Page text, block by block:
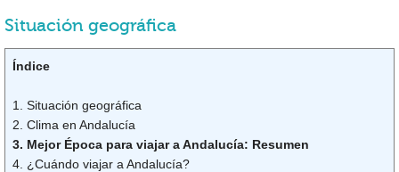
Situación geográfica
Índice
1. Situación geográfica
2. Clima en Andalucía
3. Mejor Época para viajar a Andalucía: Resumen
4. ¿Cuándo viajar a Andalucía?